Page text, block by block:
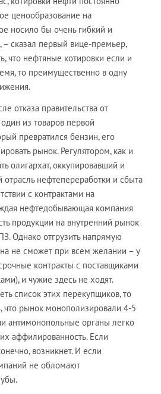
ценообразование на
носило бы очень гибкий и
– сказал первый вице-премьер,
что нефтяные котировки если и
то преимущественно в одну
отказа правительства от
из товаров первой
превратился бензин, его
рынок. Регулятором, как и
олигархат, оккупировавший и
нефтепереработки и сбыта
с контрактами на
нефтедобывающая компания
продукции на внутренний рынок
Однако отгрузить напрямую
не сможет при всем желании – у
контракты с поставщиками
и чужие здесь не ходят.
список этих перекупщиков, то
что рынок монополизировали 4-5
антимонопольные органы легко
аффилированность. Если
возникнет. И если
не обломают